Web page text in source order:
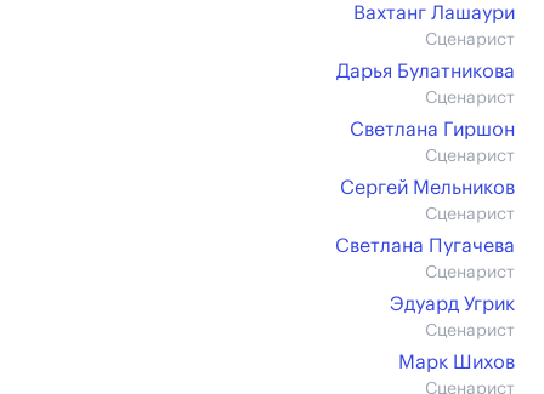
Вахтанг Лашаури
Сценарист
Дарья Булатникова
Сценарист
Светлана Гиршон
Сценарист
Сергей Мельников
Сценарист
Светлана Пугачева
Сценарист
Эдуард Угрик
Сценарист
Марк Шихов
Сценарист